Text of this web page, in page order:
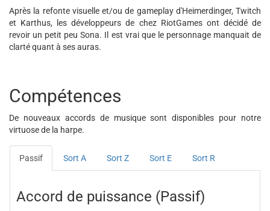
Après la refonte visuelle et/ou de gameplay d'Heimerdinger, Twitch
et Karthus, les développeurs de chez RiotGames ont décidé de
revoir un petit peu Sona. Il est vrai que le personnage manquait de
clarté quant à ses auras.
Compétences
De nouveaux accords de musique sont disponibles pour notre
virtuose de la harpe.
Passif Sort A Sort Z Sort E Sort R
Accord de puissance (Passif)